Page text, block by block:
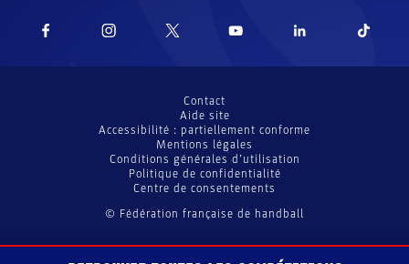
© Fédération française de handball
Contact
Aide site
Accessibilité : partiellement conforme
Mentions légales
Conditions générales d’utilisation
Politique de confidentialité
Centre de consentements